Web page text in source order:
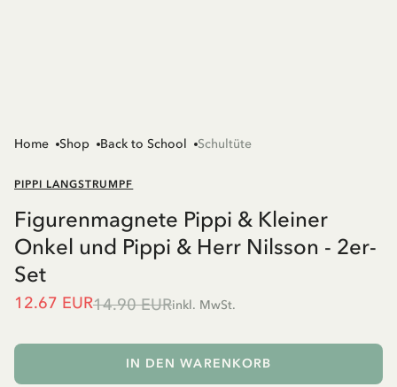
Home Shop Back to School Schultüte
PIPPI LANGSTRUMPF
Figurenmagnete Pippi & Kleiner
Onkel und Pippi & Herr Nilsson - 2er-
Set
12.67 EUR14.90 EURinkl. MwSt.
IN DEN WARENKORB